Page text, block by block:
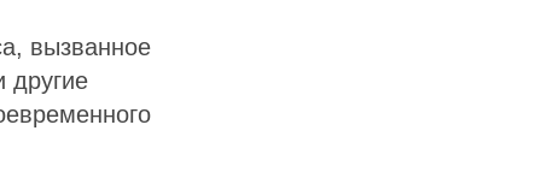
вызванное
другие